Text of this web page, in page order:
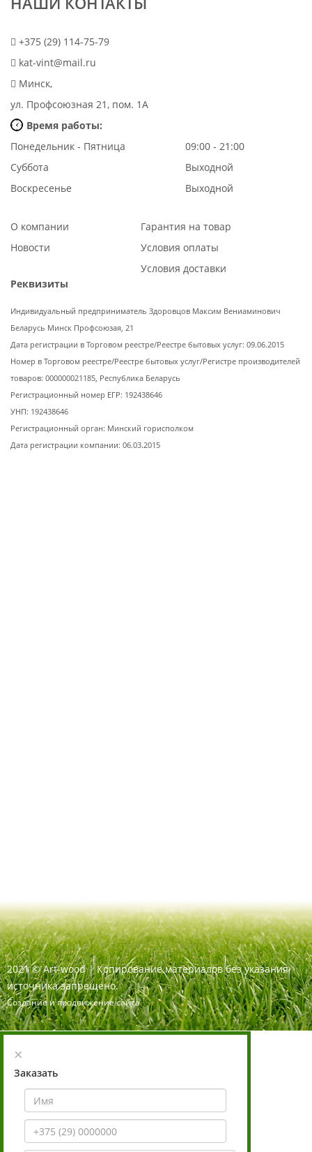
+375 (29) 114-75-79
kat-vint@mail.ru
Минск,
ул. Профсоюзная 21, пом. 1А
Время работы:
Понедельник - Пятница
09:00 - 21:00
Суббота
Выходной
Воскресенье
Выходной
О компании
Новости
Гарантия на товар
Условия оплаты
Условия доставки
Реквизиты
Индивидуальный предприниматель Здоровцов Максим Вениаминович
Беларусь Минск Профсоюзая, 21
Дата регистрации в Торговом реестре/Реестре бытовых услуг: 09.06.2015
Номер в Торговом реестре/Реестре бытовых услуг/Регистре производителей
товаров: 000000021185, Республика Беларусь
Регистрационный номер ЕГР: 192438646
УНП: 192438646
Регистрационный орган: Минский горисполком
Дата регистрации компании: 06.03.2015
2021 ©Art-wood |Копирование материалов без указания
источника запрещено.
Создание и продвижение сайта
×
Заказать